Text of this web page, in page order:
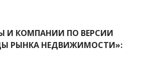
И КОМПАНИИ ПО ВЕРСИИ
РЫНКА НЕДВИЖИМОСТИ»: